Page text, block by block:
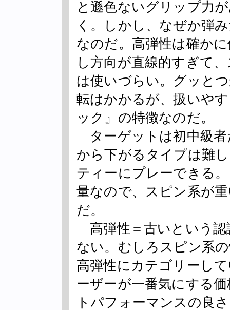
と遜色ないグリップ力
く。しかし、なぜか弾
なのだ。高弾性は確か
し方向が直線的すぎて
は使いづらい。グッと
転はかかるが、扱いや
ック』の特徴なのだ。
ターゲットは初中級者
から下がるタイプは難
ティーにプレーできる
量なので、スピン系が
だ。
高弾性＝古いという認
ない。むしろスピン系
高弾性にカテゴリーし
ーザーが一番気にする
トパフォーマンスの良